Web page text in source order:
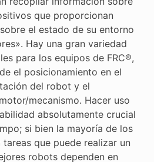
que proporcionan
el estado de su entorno
Hay una gran variedad
para los equipos de FRC®,
el posicionamiento en el
del robot y el
mecanismo. Hacer uso
absolutamente crucial
si bien la mayoría de los
tareas que puede realizar un
robots dependen en